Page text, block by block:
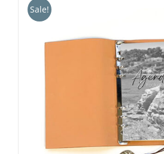
Sale!